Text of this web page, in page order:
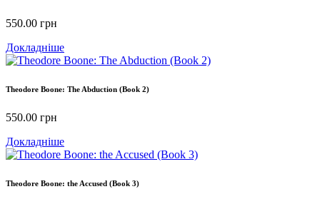
550.00 грн
Докладніше
Theodore Boone: The Abduction (Book 2)
550.00 грн
Докладніше
Theodore Boone: the Accused (Book 3)